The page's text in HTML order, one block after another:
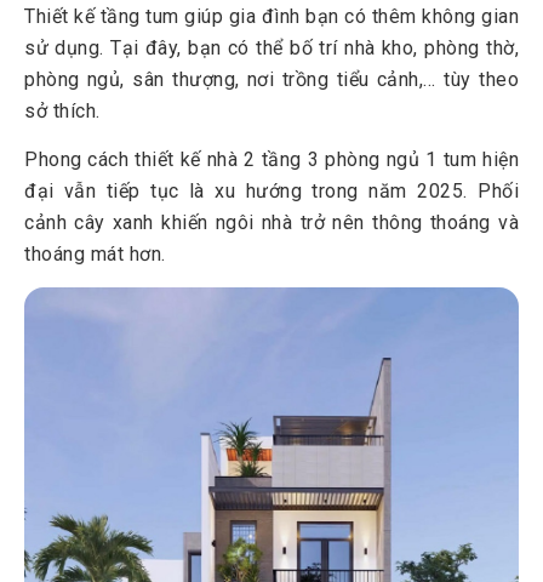
Thiết kế tầng tum giúp gia đình bạn có thêm không gian
sử dụng. Tại đây, bạn có thể bố trí nhà kho, phòng thờ,
phòng ngủ, sân thượng, nơi trồng tiểu cảnh,... tùy theo
sở thích.
Phong cách thiết kế nhà 2 tầng 3 phòng ngủ 1 tum hiện
đại vẫn tiếp tục là xu hướng trong năm 2025. Phối
cảnh cây xanh khiến ngôi nhà trở nên thông thoáng và
thoáng mát hơn.